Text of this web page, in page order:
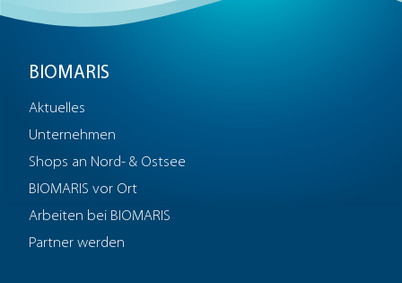
BIOMARIS
Aktuelles
Unternehmen
Shops an Nord- & Ostsee
BIOMARIS vor Ort
Arbeiten bei BIOMARIS
Partner werden